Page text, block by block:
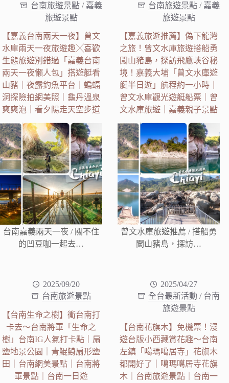
台南旅遊景點 / 嘉義
旅遊景點
【嘉義台南兩天一夜】曾文
水庫兩天一夜旅遊趣╳喜歡
生態旅遊別錯過「嘉義台南
兩天一夜懶人包」搭遊艇看
山豬｜夜露釣魚平台｜蝙蝠
洞探險拍網美照｜龜丹溫泉
爽爽泡｜看夕陽走天空步道
台南嘉義兩天一夜 / 關不住
的凹豆咖一起去…
台南旅遊景點 / 嘉義
旅遊景點
【嘉義旅遊推薦】偽下龍灣
之旅！曾文水庫旅遊搭船勇
闖山豬島，探訪飛鷹峽谷秘
境！嘉義大埔「曾文水庫遊
艇半日遊」航程約一小時｜
曾文水庫觀光遊艇船票｜曾
文水庫旅遊｜嘉義親子景點
曾文水庫旅遊推薦 / 搭船勇
闖山豬島，探訪…
2025/09/20
台南旅遊景點
【台南生命之樹】衝台南打
卡去～台南將軍「生命之
樹」台南IG人氣打卡點｜扇
鹽地景公園｜青鯤鯓扇形鹽
田｜台南網美景點｜台南將
軍景點｜台南一日遊
2025/04/27
全台最新活動 / 台南
旅遊景點
【台南花旗木】免機票！漫
遊台版小西藏賞花趣～台南
左鎮「噶瑪噶居寺」花旗木
都開好了｜噶瑪噶居寺花旗
木｜台南旅遊景點｜台南一